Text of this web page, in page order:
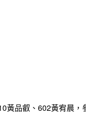
黃品叡、602黃宥晨